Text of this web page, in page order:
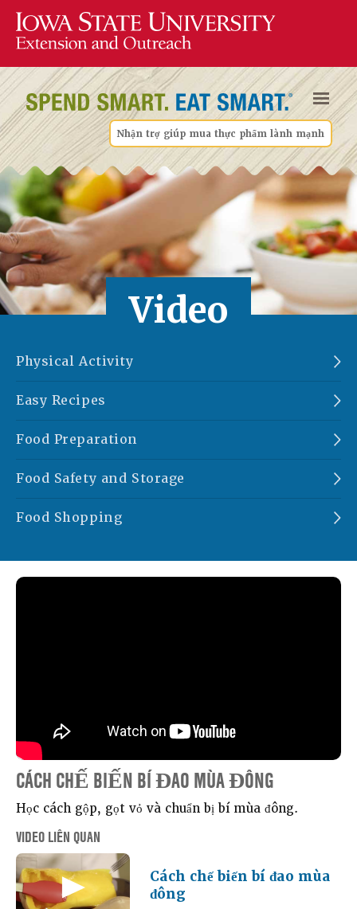
Nhận trợ giúp mua thực phẩm lành mạnh
Video
Physical Activity
Easy Recipes
Food Preparation
Food Safety and Storage
Food Shopping
CÁCH CHẾ BIẾN BÍ ĐAO MÙA ĐÔNG
Học cách gộp, gọt vỏ và chuẩn bị bí mùa đông.
VIDEO LIÊN QUAN
Cách chế biến bí đao mùa
đông